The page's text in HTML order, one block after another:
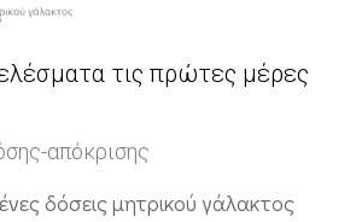
τις πρώτες μέρες
απόκρισης
δόσεις μητρικού γάλακτος